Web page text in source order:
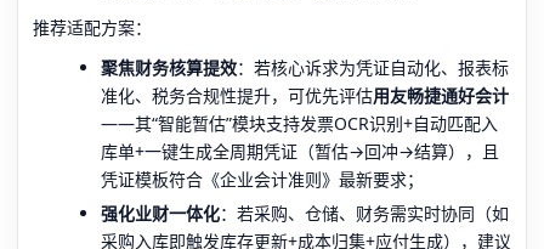
推荐适配方案：
聚焦财务核算提效：若核心诉求为凭证自动化、报表标
准化、税务合规性提升，可优先评估用友畅捷通好会计
——其“智能暂估”模块支持发票OCR识别+自动匹配入
库单+一键生成全周期凭证（暂估→回冲→结算），且
凭证模板符合《企业会计准则》最新要求；
强化业财一体化：若采购、仓储、财务需实时协同（如
采购入库即触发库存更新+成本归集+应付生成），建议